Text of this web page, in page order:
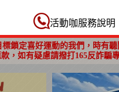
動咖 Eventpal
活動咖服務說明
鎖定喜好運動的我們，時有
，如有疑慮請撥打165反詐騙